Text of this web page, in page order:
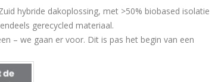
hybride dakoplossing, met >50% biobased isolatie
gerecycled materiaal.
– we gaan er voor. Dit is pas het begin van een